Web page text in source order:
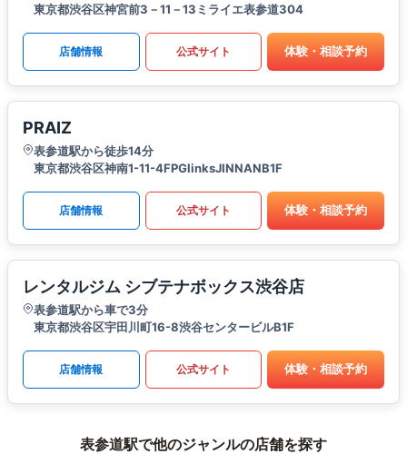
東京都渋谷区神宮前3－11－13ミライエ表参道304
店舗情報 公式サイト 体験・相談予約
PRAIZ
表参道駅から徒歩14分
東京都渋谷区神南1-11-4FPGlinksJINNANB1F
店舗情報 公式サイト 体験・相談予約
レンタルジム シブテナボックス渋谷店
表参道駅から車で3分
東京都渋谷区宇田川町16-8渋谷センタービルB1F
店舗情報 公式サイト 体験・相談予約
表参道駅で他のジャンルの店舗を探す